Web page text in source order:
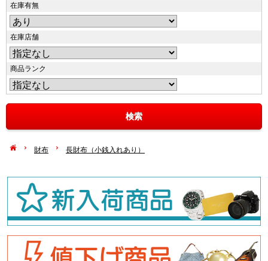
在庫有無
在庫店舗
商品ランク
財布 長財布（小銭入れあり）